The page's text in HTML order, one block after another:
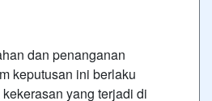
dan penanganan
keputusan ini berlaku
yang terjadi di